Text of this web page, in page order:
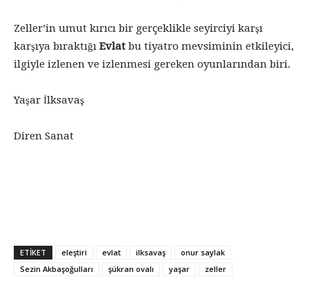
Zeller’in umut kırıcı bir gerçeklikle seyirciyi karşı
karşıya bıraktığı Evlat bu tiyatro mevsiminin etkileyici,
ilgiyle izlenen ve izlenmesi gereken oyunlarından biri.
Yaşar İlksavaş
Diren Sanat
ETİKET eleştiri evlat ilksavaş
onur saylak
Sezin Akbaşoğulları
şükran ovalı yaşar zeller